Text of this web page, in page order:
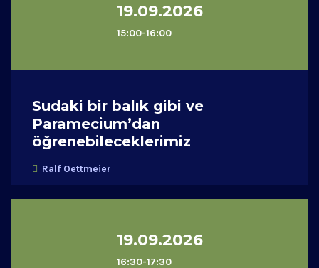
19.09.2026
15:00-16:00
Sudaki bir balık gibi ve
Paramecium’dan
öğrenebileceklerimiz
Ralf Oettmeier
19.09.2026
16:30-17:30